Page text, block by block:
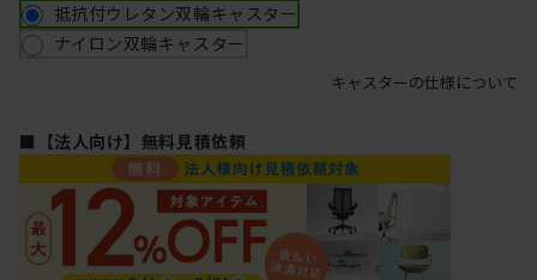
抵抗付ウレタン双輪キャスター
ナイロン双輪キャスター
キャスターの仕様について
■【法人向け】無料見積依頼